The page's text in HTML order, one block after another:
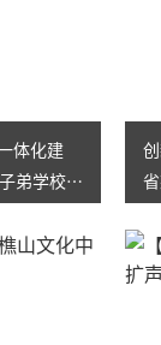
体化建
弟学校高